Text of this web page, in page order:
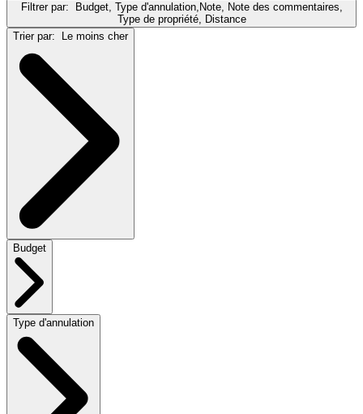
Filtrer par:
Budget, Type d'annulation,Note, Note des commentaires,
Type de propriété, Distance
Trier par:
Le moins cher
Budget
Type d'annulation